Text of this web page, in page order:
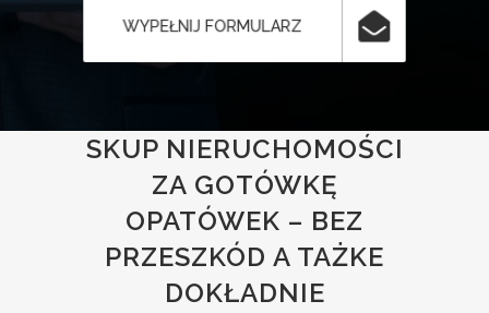
WYPEŁNIJ FORMULARZ
SKUP NIERUCHOMOŚCI
ZA GOTÓWKĘ
OPATÓWEK – BEZ
PRZESZKÓD A TAŻKE
DOKŁADNIE